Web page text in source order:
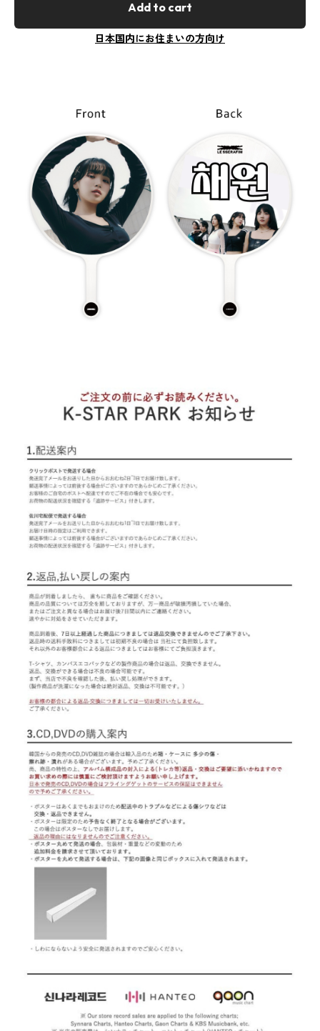
Add to cart
日本国内にお住まいの方向け